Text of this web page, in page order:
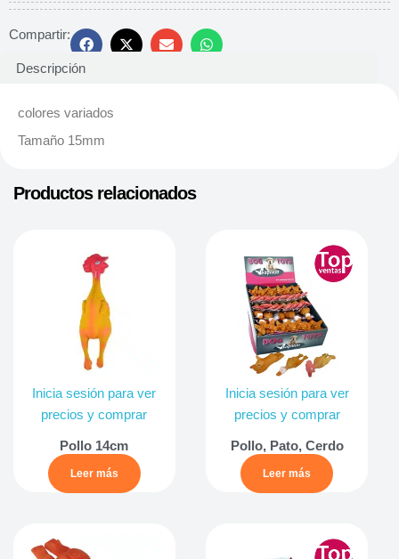
Compartir:
Descripción
colores variados
Tamaño 15mm
Productos relacionados
Inicia sesión para ver
precios y comprar
Pollo 14cm
Leer más
Inicia sesión para ver
precios y comprar
Pollo, Pato, Cerdo
Leer más